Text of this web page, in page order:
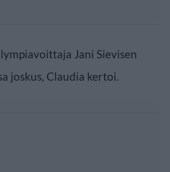
Jani Sievisen
joskus, Claudia kertoi.